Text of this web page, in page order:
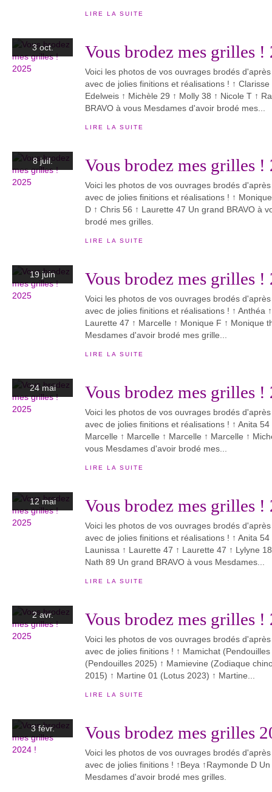
LIRE LA SUITE
3 oct. Vous brodez mes grilles !
Voici les photos de vos ouvrages brodés
avec de jolies finitions et réalisations ! ↑
Edelweis ↑ Michèle 29 ↑ Molly 38 ↑ Nicole T ↑
BRAVO à vous Mesdames d'avoir brodé mes...
LIRE LA SUITE
8 juil. Vous brodez mes grilles !
Voici les photos de vos ouvrages brodés
avec de jolies finitions et réalisations ! ↑
D ↑ Chris 56 ↑ Laurette 47 Un grand BRAVO à
brodé mes grilles.
LIRE LA SUITE
19 juin Vous brodez mes grilles !
Voici les photos de vos ouvrages brodés
avec de jolies finitions et réalisations ! ↑ Anthéa
Laurette 47 ↑ Marcelle ↑ Monique F ↑ Monique
Mesdames d'avoir brodé mes grille...
LIRE LA SUITE
24 mai Vous brodez mes grilles !
Voici les photos de vos ouvrages brodés
avec de jolies finitions et réalisations ! ↑ Anita
Marcelle ↑ Marcelle ↑ Marcelle ↑ Marcelle ↑
vous Mesdames d'avoir brodé mes...
LIRE LA SUITE
12 mai Vous brodez mes grilles !
Voici les photos de vos ouvrages brodés
avec de jolies finitions et réalisations ! ↑ Anita 54
Launissa ↑ Laurette 47 ↑ Laurette 47 ↑ Lylyne
Nath 89 Un grand BRAVO à vous Mesdames...
LIRE LA SUITE
2 avr. Vous brodez mes grilles !
Voici les photos de vos ouvrages brodés
avec de jolies finitions ! ↑ Mamichat
(Pendouilles 2025) ↑ Mamievine (Zodiaque
2015) ↑ Martine 01 (Lotus 2023) ↑ Martine...
LIRE LA SUITE
3 févr. Vous brodez mes grilles
Voici les photos de vos ouvrages brodés
avec de jolies finitions ! ↑Beya ↑Raymonde D
Mesdames d'avoir brodé mes grilles.